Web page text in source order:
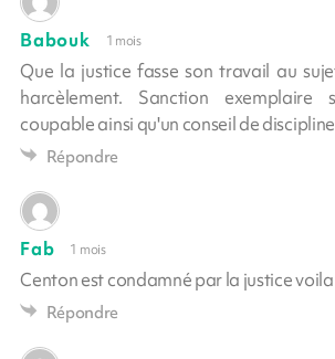
Babouk 1 mois
Que la justice fasse son travail au
harcèlement. Sanction exemplaire
coupable ainsi qu'un conseil de
Répondre
Fab 1 mois
Centon est condamné par la justice voila
Répondre